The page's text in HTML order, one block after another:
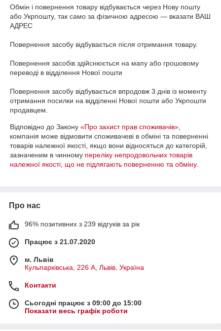
Обмін і повернення товару відбувається через Нову пошту
або Укрпошту, так само за фізичною адресою — вказати ВАШ
АДРЕС
Повернення засобу відбувається після отримання товару.
Повернення засобів здійснюється на мапу або грошовому
переводі в відділення Нової пошти
Повернення засобу відбувається впродовж 3 днів із моменту
отримання посилки на відділенні Нової пошти або Укрпошти
продавцем.
Відповідно до Закону «Про захист прав споживачів»
компанія може відмовити споживачеві в обміні та поверненні
товарів належної якості, якщо вони відносяться до категорій,
зазначеним в чинному переліку непродовольчих товарів
належної якості, що не підлягають поверненню та обміну.
Про нас
96% позитивних з 239 відгуків за рік
Працює з 21.07.2020
м. Львів
Кульпарківська, 226 А, Львів, Україна
Контакти
Сьогодні працює з 09:00 до 15:00
Показати весь графік роботи